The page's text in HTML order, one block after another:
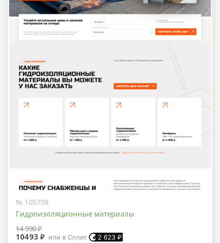
№ 105708
Гидроизоляционные материалы
14 990 ₽
10493 ₽ или в Сплит 2 623 ₽